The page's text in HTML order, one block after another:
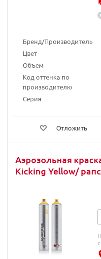
Бренд/Производитель
Цвет
Объем
Код оттенка по
производителю
Серия
Отложить
Аэрозольная
Kicking Yellow/